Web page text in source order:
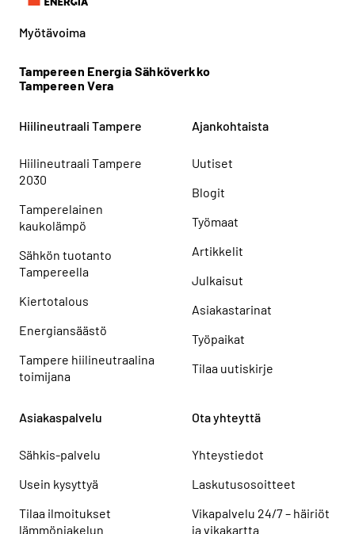
Myötävoima
Tampereen Energia Sähköverkko
Tampereen Vera
Hiilineutraali Tampere
Hiilineutraali Tampere
2030
Tamperelainen
kaukolämpö
Sähkön tuotanto
Tampereella
Kiertotalous
Energiansäästö
Tampere hiilineutraalina
toimijana
Ajankohtaista
Uutiset
Blogit
Työmaat
Artikkelit
Julkaisut
Asiakastarinat
Työpaikat
Tilaa uutiskirje
Asiakaspalvelu
Sähkis-palvelu
Usein kysyttyä
Tilaa ilmoitukset
lämmönjakelun
Ota yhteyttä
Yhteystiedot
Laskutusosoitteet
Vikapalvelu 24/7 – häiriöt
ja vikakartta